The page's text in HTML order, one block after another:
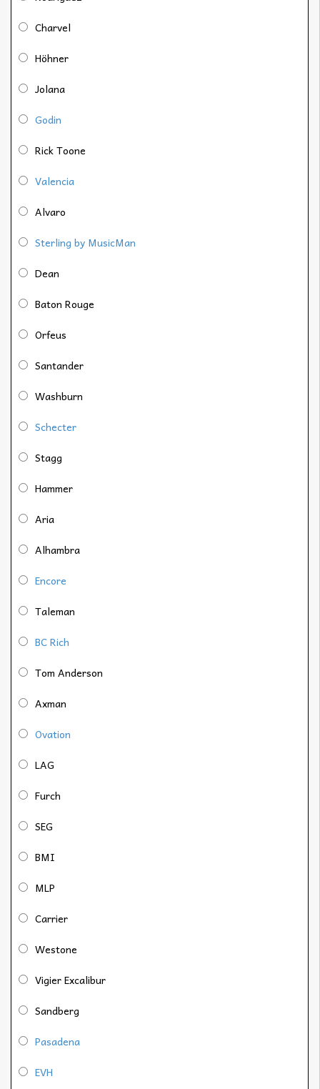
Charvel
Höhner
Jolana
Godin
Rick Toone
Valencia
Alvaro
Sterling by MusicMan
Dean
Baton Rouge
Orfeus
Santander
Washburn
Schecter
Stagg
Hammer
Aria
Alhambra
Encore
Taleman
BC Rich
Tom Anderson
Axman
Ovation
LAG
Furch
SEG
BMI
MLP
Carrier
Westone
Vigier Excalibur
Sandberg
Pasadena
EVH